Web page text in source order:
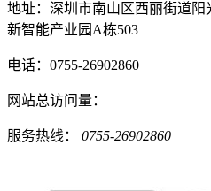
地址：深圳市南山区西丽街道阳
新智能产业园A栋503
电话：0755-26902860
网站总访问量：
服务热线： 0755-26902860